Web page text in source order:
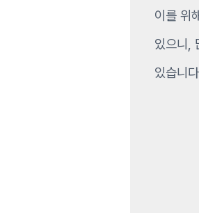
이를 위
있으니,
있습니